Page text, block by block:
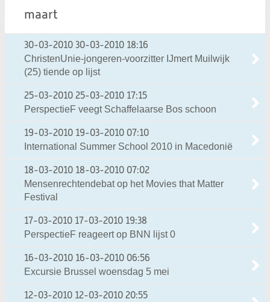
maart
30-03-2010 30-03-2010 18:16
ChristenUnie-jongeren-voorzitter IJmert Muilwijk
(25) tiende op lijst
25-03-2010 25-03-2010 17:15
PerspectieF veegt Schaffelaarse Bos schoon
19-03-2010 19-03-2010 07:10
International Summer School 2010 in Macedonië
18-03-2010 18-03-2010 07:02
Mensenrechtendebat op het Movies that Matter
Festival
17-03-2010 17-03-2010 19:38
PerspectieF reageert op BNN lijst 0
16-03-2010 16-03-2010 06:56
Excursie Brussel woensdag 5 mei
12-03-2010 12-03-2010 20:55